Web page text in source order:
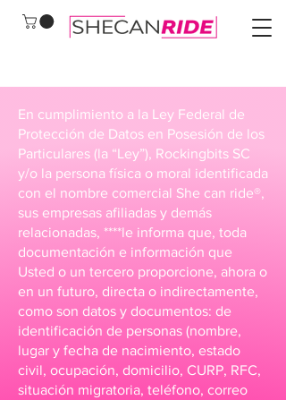
En cumplimiento a la Ley Federal de
Protección de Datos en Posesión de los
Particulares (la “Ley”), Rockingbits SC
y/o la persona física o moral identificada
con el nombre comercial She can ride®,
sus empresas afiliadas y demás
relacionadas, ****le informa que, toda
documentación e información que
Usted o un tercero proporcione, ahora o
en un futuro, directa o indirectamente,
como son datos y documentos: de
identificación de personas (nombre,
lugar y fecha de nacimiento, estado
civil, ocupación, domicilio, CURP, RFC,
situación migratoria, teléfono, correo